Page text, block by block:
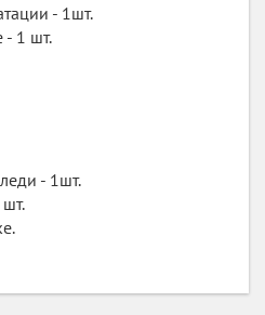
- 1шт.
- 1 шт.
- 1шт.